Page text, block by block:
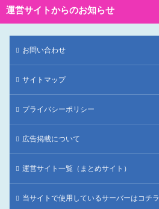
運営サイトからのお知らせ
お問い合わせ
サイトマップ
プライバシーポリシー
広告掲載について
運営サイト一覧（まとめサイト）
当サイトで使用しているサーバーはコチラ